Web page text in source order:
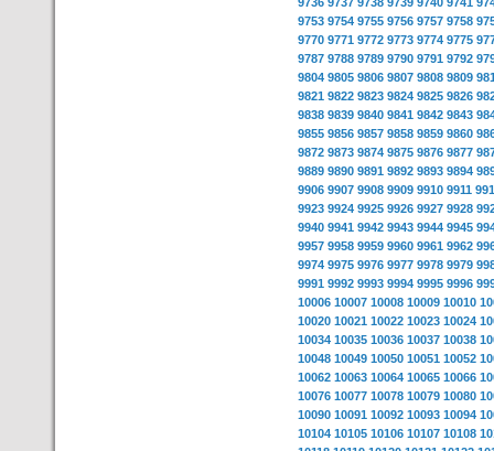
9753 9754 9755 9756 9757 9758
9770 9771 9772 9773 9774 9775
9787 9788 9789 9790 9791 9792
9804 9805 9806 9807 9808 9809
9821 9822 9823 9824 9825 9826
9838 9839 9840 9841 9842 9843
9855 9856 9857 9858 9859 9860
9872 9873 9874 9875 9876 9877
9889 9890 9891 9892 9893 9894
9906 9907 9908 9909 9910 9911
9923 9924 9925 9926 9927 9928
9940 9941 9942 9943 9944 9945
9957 9958 9959 9960 9961 9962
9974 9975 9976 9977 9978 9979
9991 9992 9993 9994 9995 9996
10006 10007 10008 10009 10010
10020 10021 10022 10023 10024
10034 10035 10036 10037 10038
10048 10049 10050 10051 10052
10062 10063 10064 10065 10066
10076 10077 10078 10079 10080
10090 10091 10092 10093 10094
10104 10105 10106 10107 10108